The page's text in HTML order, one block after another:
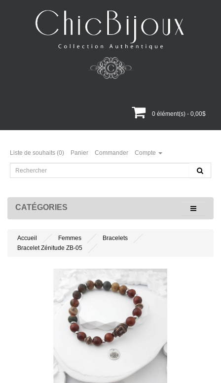
0 élément(s) - 0,00$
Liste de souhaits (0) Panier Commander Compte
CATÉGORIES
Accueil Femmes
Bracelets
Bracelet Zénitude ZB-05